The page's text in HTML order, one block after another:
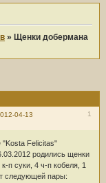
» Щенки добермана
1
04-13
"Kosta Felicitas"
родились щенки
п суки, 4 ч-п кобеля, 1
следующей пары: